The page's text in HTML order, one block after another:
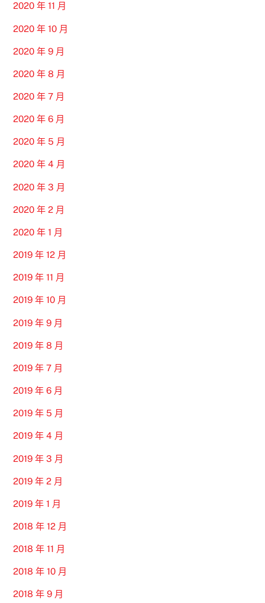
2020 年 11 月
2020 年 10 月
2020 年 9 月
2020 年 8 月
2020 年 7 月
2020 年 6 月
2020 年 5 月
2020 年 4 月
2020 年 3 月
2020 年 2 月
2020 年 1 月
2019 年 12 月
2019 年 11 月
2019 年 10 月
2019 年 9 月
2019 年 8 月
2019 年 7 月
2019 年 6 月
2019 年 5 月
2019 年 4 月
2019 年 3 月
2019 年 2 月
2019 年 1 月
2018 年 12 月
2018 年 11 月
2018 年 10 月
2018 年 9 月